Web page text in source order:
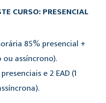
CURSO: PRESENCIAL
85% presencial +
ou assíncrono).
e 2 EAD (1